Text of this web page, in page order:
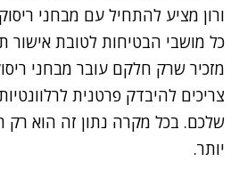
ורון מציע להתחיל עם מבחני
כל מושבי הבטיחות לטובת אישור
מזכיר שרק חלקם עובר מבחני
צריכים להיבדק פרטנית
שלכם. בכל מקרה נתון זה הוא רק
יותר.